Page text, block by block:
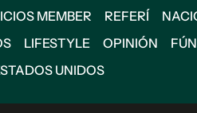
MEMBER REFERÍ
LIFESTYLE OPINIÓN
UNIDOS